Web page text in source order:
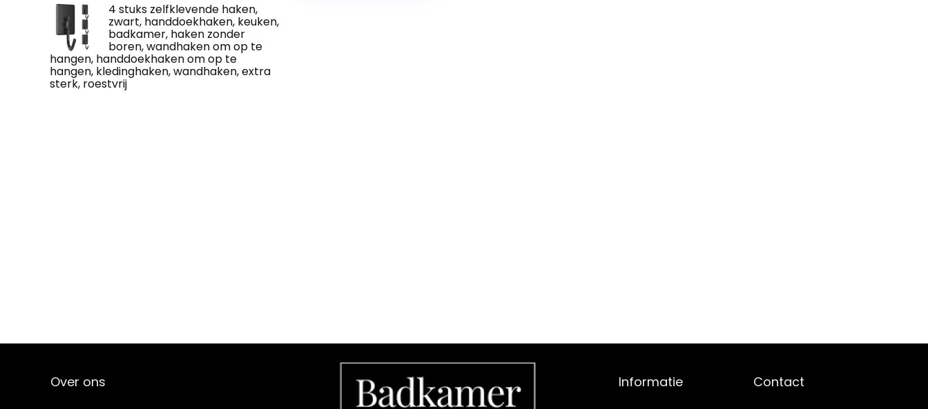
4 stuks zelfklevende haken,
zwart, handdoekhaken, keuken,
badkamer, haken zonder
boren, wandhaken om op te
hangen, handdoekhaken om op te
hangen, kledinghaken, wandhaken, extra
sterk, roestvrij
Over ons Informatie Contact